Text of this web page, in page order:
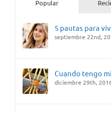
Popular
5 pautas para
septiembre 22nd,
Cuando tengo
diciembre 29th,